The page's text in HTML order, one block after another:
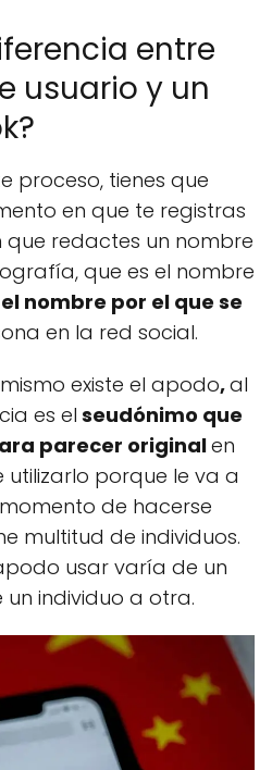
entre
usuario y un
proceso, tienes que
en que te registras
que redactes un nombre
que es el nombre
nombre por el que se
en la red social.
existe el apodo,al
es el seudónimo que
parecer originalen
utilizarlo porque le va a
de hacerse
multitud de individuos.
usar varía de un
individuo a otra.